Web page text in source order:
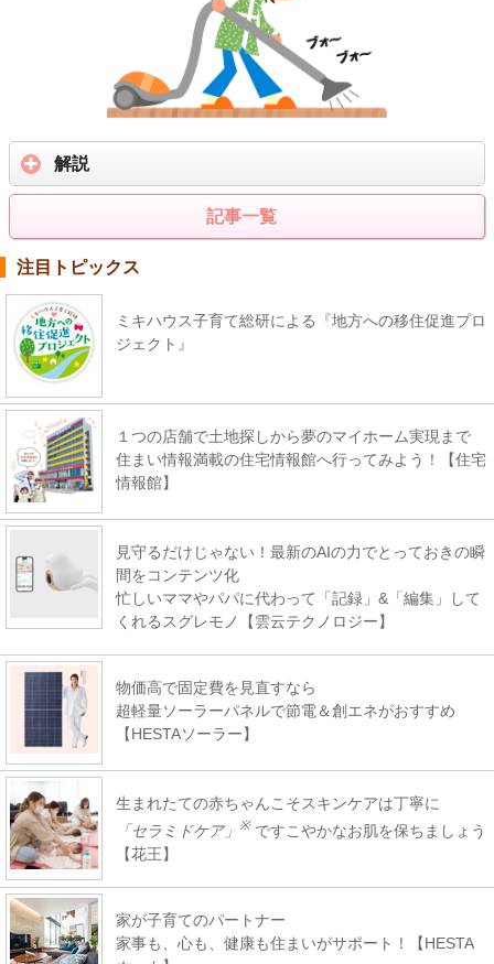
解説
記事一覧
注目トピックス
ミキハウス子育て総研による『地方への移住促進プロ
ジェクト』
１つの店舗で土地探しから夢のマイホーム実現まで
住まい情報満載の住宅情報館へ行ってみよう！【住宅
情報館】
見守るだけじゃない！最新のAIの力でとっておきの瞬
間をコンテンツ化
忙しいママやパパに代わって「記録」&「編集」して
くれるスグレモノ【雲云テクノロジー】
物価高で固定費を見直すなら
超軽量ソーラーパネルで節電＆創エネがおすすめ
【HESTAソーラー】
生まれたての赤ちゃんこそスキンケアは丁寧に
「セラミドケア」
※ ですこやかなお肌を保ちましょう
【花王】
家が子育てのパートナー
家事も、心も、健康も住まいがサポート！【HESTA